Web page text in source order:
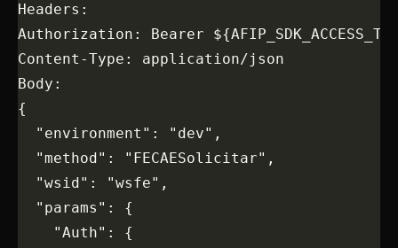
Headers:
Authorization: Bearer
Content-Type: application/json
Body:
{
  "environment": "dev",
  "method": "FECAESolicitar",
  "wsid": "wsfe",
  "params": {
    "Auth": {